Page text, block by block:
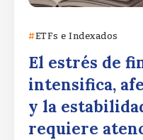
ETFs e Indexados
El estrés de
intensifica,
y la
requiere